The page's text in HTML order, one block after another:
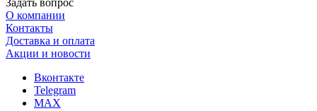
О компании
Контакты
Доставка и оплата
Акции и новости
Вконтакте
Telegram
MAX